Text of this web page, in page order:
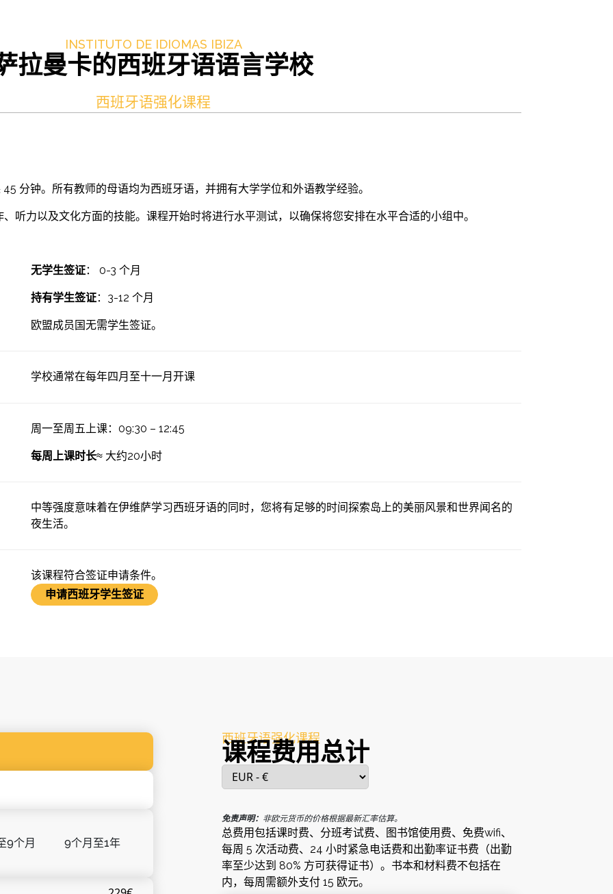
INSTITUTO DE IDIOMAS IBIZA
拉曼卡的西班牙语语言学校
西班牙语强化课程
分钟。所有教师的母语均为西班牙语，并拥有大学学位和外语教学经验。
听力以及文化方面的技能。课程开始时将进行水平测试，以确保将您安排在水平合适的小组中。
无学生签证： 0-3 个月
持有学生签证：3-12 个月
欧盟成员国无需学生签证。
学校通常在每年四月至十一月开课
周一至周五上课：09:30 – 12:45
每周上课时长≈ 大约20小时
中等强度意味着在伊维萨学习西班牙语的同时，您将有足够的时间探索岛上的美丽风景和世界闻名的
夜生活。
该课程符合签证申请条件。
申请西班牙学生签证
9个月 9个月至1年
西班牙语强化课程
课程费用总计
免责声明： 非欧元货币的价格根据最新汇率估算。
总费用包括课时费、分班考试费、图书馆使用费、免费wifi、
每周 5 次活动费、24 小时紧急电话费和出勤率证书费（出勤
率至少达到 80% 方可获得证书）。书本和材料费不包括在
内，每周需额外支付 15 欧元。